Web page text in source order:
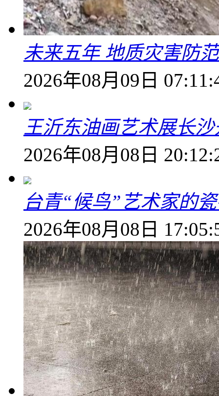
未来五年 地质灾害防
2026年08月09日
王沂东油画艺术展长
2026年08月08日
台青“候鸟”艺术家的
2026年08月08日